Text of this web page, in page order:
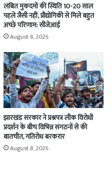
लंबित मुकदमों की स्थिति 10-20 साल
पहले जैसी नहीं, प्रौद्योगिकी से मिले बहुत
अच्छे परिणाम: सीजेआई
August 8, 2026
झारखंड सरकार ने प्रश्नपत्र लीक विरोधी
प्रदर्शन के बीच विभिन्न संगठनों से की
बातचीत, गतिरोध बरकरार
August 8, 2026